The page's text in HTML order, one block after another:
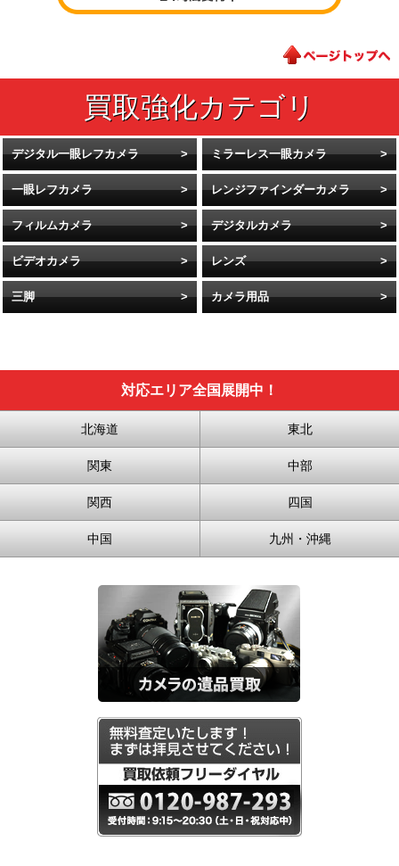
デジタル一眼レフカメラ ミラーレス一眼カメラ
一眼レフカメラ レンジファインダーカメラ
フィルムカメラ デジタルカメラ
ビデオカメラ レンズ
三脚 カメラ用品
対応エリア全国展開中！
北海道 東北
関東 中部
関西 四国
中国 九州・沖縄